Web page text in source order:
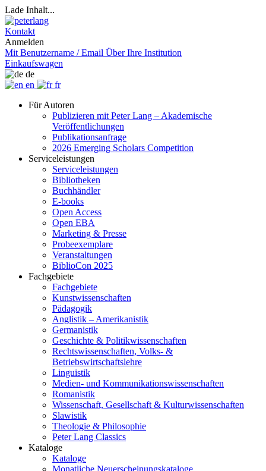
Lade Inhalt...
Kontakt
Anmelden
Mit Benutzername / Email Über Ihre Institution
Einkaufswagen
de
en
fr
Für Autoren
Publizieren mit Peter Lang – Akademische
Veröffentlichungen
Publikationsanfrage
2026 Emerging Scholars Competition
Serviceleistungen
Serviceleistungen
Bibliotheken
Buchhändler
E-books
Open Access
Open EBA
Marketing & Presse
Probeexemplare
Veranstaltungen
BiblioCon 2025
Fachgebiete
Fachgebiete
Kunstwissenschaften
Pädagogik
Anglistik – Amerikanistik
Germanistik
Geschichte & Politikwissenschaften
Rechtswissenschaften, Volks- &
Betriebswirtschaftslehre
Linguistik
Medien- und Kommunikationswissenschaften
Romanistik
Wissenschaft, Gesellschaft & Kulturwissenschaften
Slawistik
Theologie & Philosophie
Peter Lang Classics
Kataloge
Kataloge
Monatliche Neuerscheinungskataloge